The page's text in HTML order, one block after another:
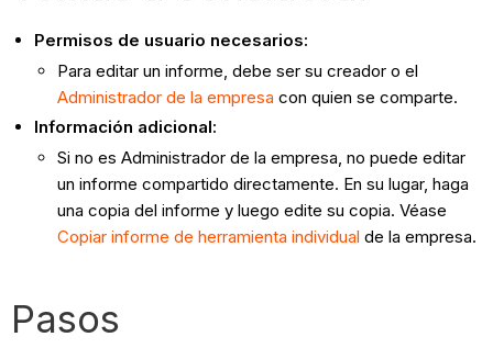
Permisos de usuario necesarios:
Para editar un informe, debe ser su creador o el
Administrador de la empresa con quien se comparte.
Información adicional:
Si no es Administrador de la empresa, no puede editar
un informe compartido directamente. En su lugar, haga
una copia del informe y luego edite su copia. Véase
Copiar informe de herramienta individual de la empresa.
Pasos